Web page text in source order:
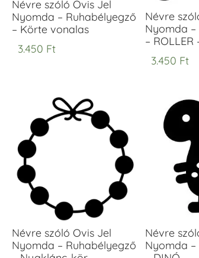
Névre szóló Ovis Jel
Nyomda – Ruhabélyegző
– Körte vonalas
3.450 Ft
Névre
Nyomda
– ROLLER
3.450 Ft
Névre szóló Ovis Jel
Nyomda – Ruhabélyegző
Névre
Nyomda